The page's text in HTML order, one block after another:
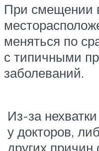
При смещении
меняться по
с типичными
заболеваний.
Из-за
у докторов,
других